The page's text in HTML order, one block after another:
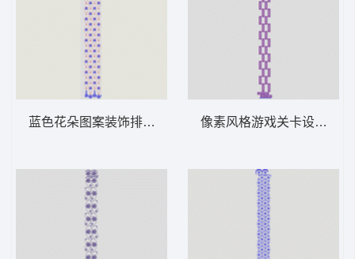
蓝色花朵图案装饰排列 窗帘 像素风格游戏关卡设计 窗帘